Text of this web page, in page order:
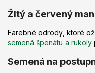
Žltý a červený
Farebné odrody, ktoré
semená špenátu a rukoly
Semená na